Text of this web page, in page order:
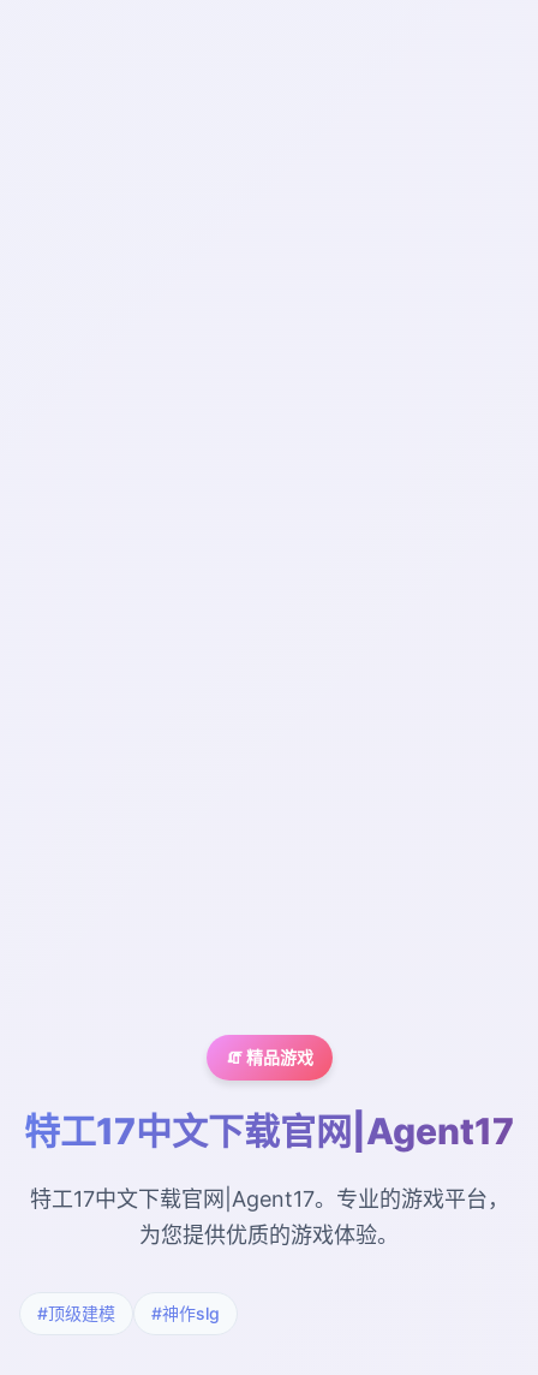
🧯 精品游戏
特工17中文下载官网|Agent17
特工17中文下载官网|Agent17。专业的游戏平台，
为您提供优质的游戏体验。
#顶级建模 #神作slg